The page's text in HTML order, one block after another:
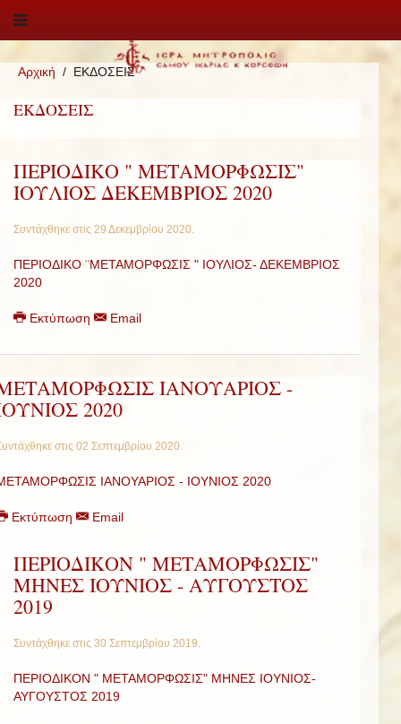
Αρχική ΕΚΔΟΣΕΙΣ
ΕΚΔΟΣΕΙΣ
ΠΕΡΙΟΔΙΚΟ " ΜΕΤΑΜΟΡΦΩΣΙΣ"
ΙΟΥΛΙΟΣ ΔΕΚΕΜΒΡΙΟΣ 2020
Συντάχθηκε στις 29 Δεκεμβρίου 2020.
ΠΕΡΙΟΔΙΚΟ ¨ΜΕΤΑΜΟΡΦΩΣΙΣ " ΙΟΥΛΙΟΣ- ΔΕΚΕΜΒΡΙΟΣ
2020
Εκτύπωση Email
ΙΑΝΟΥΑΡΙΟΣ -
2020
στις 02 Σεπτεμβρίου 2020.
ΙΑΝΟΥΑΡΙΟΣ - ΙΟΥΝΙΟΣ 2020
Εκτύπωση Email
ΠΕΡΙΟΔΙΚΟΝ " ΜΕΤΑΜΟΡΦΩΣΙΣ"
ΜΗΝΕΣ ΙΟΥΝΙΟΣ - ΑΥΓΟΥΣΤΟΣ
2019
Συντάχθηκε στις 30 Σεπτεμβρίου 2019.
ΠΕΡΙΟΔΙΚΟΝ " ΜΕΤΑΜΟΡΦΩΣΙΣ" ΜΗΝΕΣ ΙΟΥΝΙΟΣ-
ΑΥΓΟΥΣΤΟΣ 2019